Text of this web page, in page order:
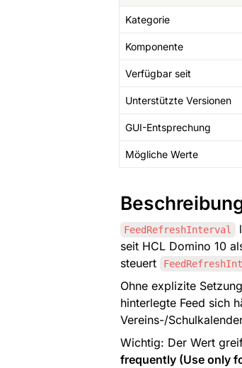
Kategorie
Komponente
Verfügbar seit
Unterstützte Versionen
GUI-Entsprechung
Mögliche Werte
FeedRefreshInterval
seit HCL Domino 10
steuert
Ohne explizite
hinterlegte Feed sich
Vereins-/
Wichtig: Der Wert
frequently (Use only